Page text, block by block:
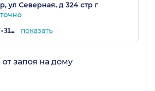
ул Северная, д 324 стр г
+7 (965) 177-31-35 показать
запоя на дому